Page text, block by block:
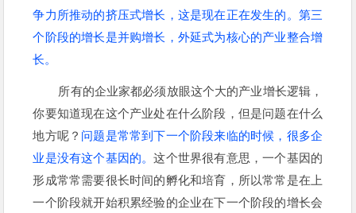
争力所推动的挤压式增长，这是现在正在发生的。第三
个阶段的增长是并购增长，外延式为核心的产业整合增
长。
所有的企业家都必须放眼这个大的产业增长逻辑，
你要知道现在这个产业处在什么阶段，但是问题在什么
地方呢？ 问题是常常到下一个阶段来临的时候，很多企
业是没有这个基因的。这个世界很有意思，一个基因的
形成常常需要很长时间的孵化和培育，所以常常是在上
一个阶段就开始积累经验的企业在下一个阶段的增长会